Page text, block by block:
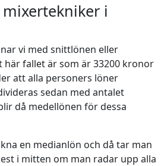
i
vi med snittlönen eller
här fallet är som är 33200 kronor
att alla personers löner
sedan med antalet
då medellönen för dessa
en medianlön och då tar man
i mitten om man radar upp alla